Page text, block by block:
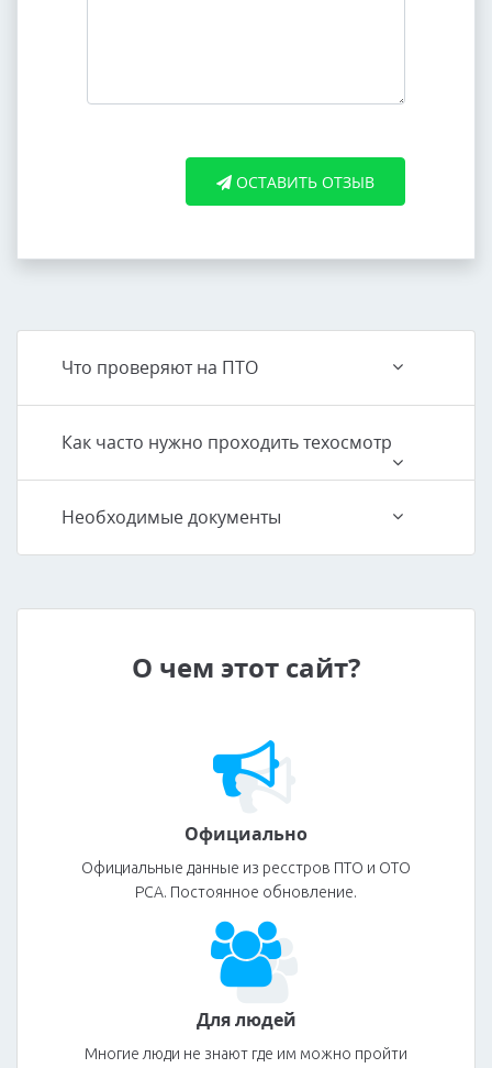
ОСТАВИТЬ ОТЗЫВ
Что проверяют на ПТО
Как часто нужно проходить техосмотр
Необходимые документы
О чем этот сайт?
Официально
Официальные данные из ресстров ПТО и ОТО
РСА. Постоянное обновление.
Для людей
Многие люди не знают где им можно пройти